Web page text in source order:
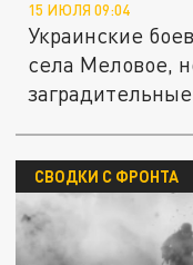
15 ИЮЛЯ 09:04
Украинские
села Меловое,
СВОДКИ С ФРОНТА